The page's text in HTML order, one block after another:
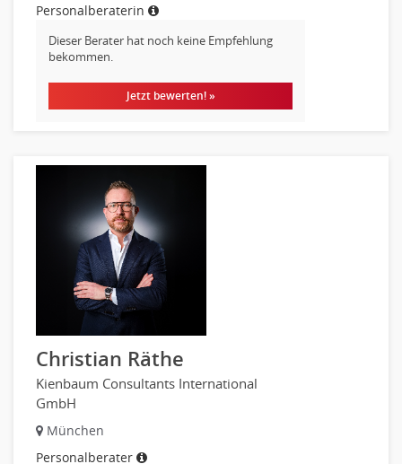
Personalberaterin
Dieser Berater hat noch keine Empfehlung
bekommen.
Jetzt bewerten! »
Christian Räthe
Kienbaum Consultants International
GmbH
München
Personalberater